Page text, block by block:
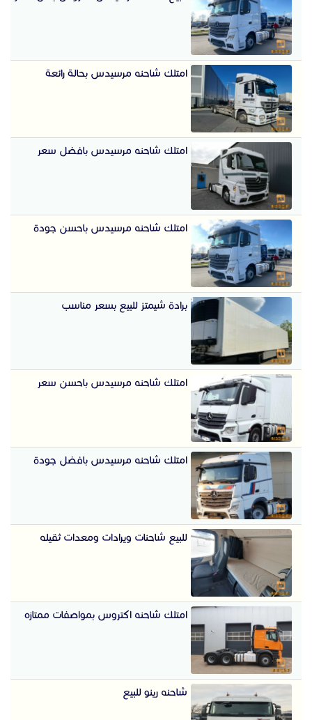
امتلك شاحنه مرسيدس بحالة رائعة
امتلك شاحنه مرسيدس بافضل سعر
امتلك شاحنه مرسيدس باحسن جودة
برادة شيمتز للبيع بسعر مناسب
امتلك شاحنه مرسيدس باحسن سعر
امتلك شاحنه مرسيدس بافضل جودة
للبيع شاحنات ويرادات ومعدات ثقيله
امتلك شاحنه اكتروس بمواصفات ممتازه
شاحنه رينو للبيع